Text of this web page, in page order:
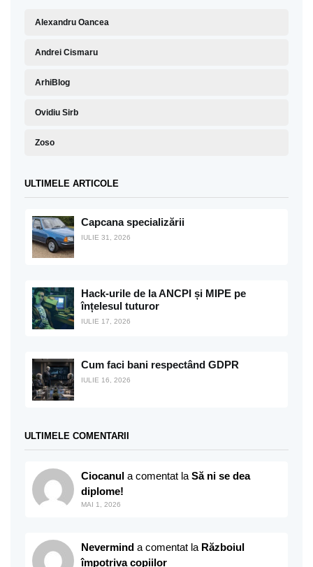
Alexandru Oancea
Andrei Cismaru
ArhiBlog
Ovidiu Sirb
Zoso
ULTIMELE ARTICOLE
Capcana specializării
IULIE 31, 2026
Hack-urile de la ANCPI și MIPE pe
înțelesul tuturor
IULIE 17, 2026
Cum faci bani respectând GDPR
IULIE 16, 2026
ULTIMELE COMENTARII
Ciocanul a comentat la Să ni se dea
diplome!
MAI 1, 2026
Nevermind a comentat la Războiul
împotriva copiilor